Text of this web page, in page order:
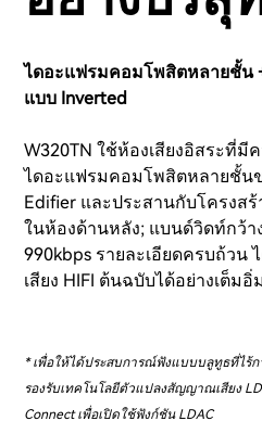
ไดอะแฟรมคอมโพสิตหลายชั้น
แบบ Inverted
W320TN ใช้ห้องเสียงอิสระที่
ไดอะแฟรมคอมโพสิตหลายชั้น
Edifier และประสานกับโครงส
ในห้องด้านหลัง; แบนด์วิดท์กว้า
990kbps รายละเอียดครบถ้วน
เสียง HIFI ต้นฉบับได้อย่างเต็มอิ่ม
* เพื่อให้ได้ประสบการณ์ฟังแบบบลูทูธที่ไร้
รองรับเทคโนโลยีตัวแปลงสัญญาณเสียง
Connect เพื่อเปิดใช้ฟังก์ชัน LDAC